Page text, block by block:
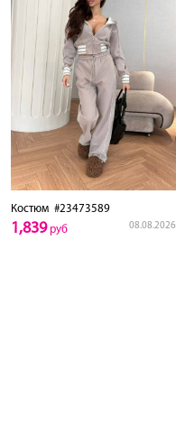
Костюм#23473589
08.08.2026
1,839руб